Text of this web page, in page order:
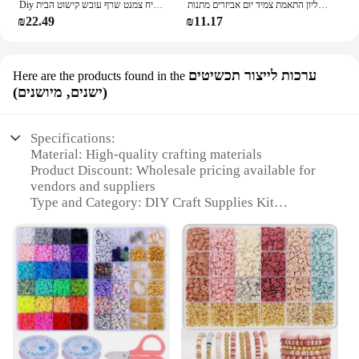
Diy לב בצורת נר קישוט סיליקון תבנית נר עיטור בסיס טיח צמנט שרף עובש קישוט הבית
₪22.49
יפה 925 סטרלינג כסף יום אהבה אדום סוף אהבה רוז תליון התאמת צמיד יום אביזרים מתנות
₪11.17
Here are the products found in the ערכות לייצור תכשיטים
(ישנים, מיושנים)
Specifications:
Material: High-quality crafting materials
Product Discount: Wholesale pricing available for
vendors and suppliers
Type and Category: DIY Craft Supplies Kit
vintage-inspired jewelry
Usage and Purpose: Ideal for hobbyists and
professionals alike
Typical Adaptive Scenario: Perfect for home
crafting sessions or small-scale production
Shape or Size or Weight or Quantity:
Comprehensive set with diverse components